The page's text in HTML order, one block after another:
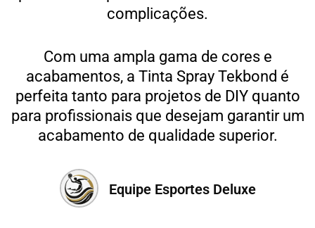
complicações.
Com uma ampla gama de cores e
acabamentos, a Tinta Spray Tekbond é
perfeita tanto para projetos de DIY quanto
para profissionais que desejam garantir um
acabamento de qualidade superior.
Equipe Esportes Deluxe